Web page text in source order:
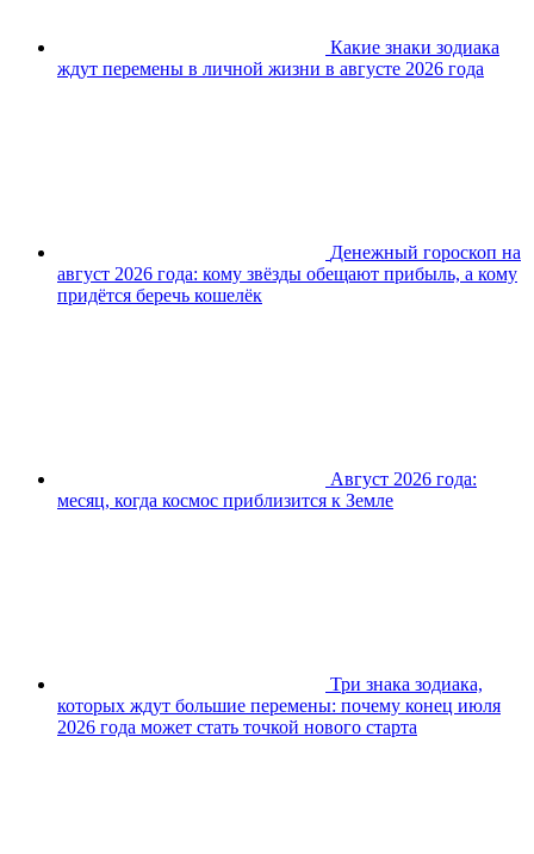
Какие знаки зодиака
ждут перемены в личной жизни в августе 2026 года
Денежный гороскоп на
август 2026 года: кому звёзды обещают прибыль, а кому
придётся беречь кошелёк
Август 2026 года:
месяц, когда космос приблизится к Земле
Три знака зодиака,
которых ждут большие перемены: почему конец июля
2026 года может стать точкой нового старта